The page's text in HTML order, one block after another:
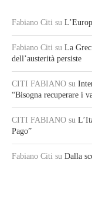
Fabiano Citi su
Fabiano Citi su La
dell’austerità persiste
CITI FABIANO su
“Bisogna recuperare i
CITI FABIANO su
Pago”
Fabiano Citi su Dalla